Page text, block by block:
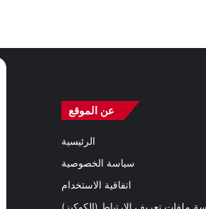
عن الموقع
الرئيسية
سياسة الخصوصية
اتفاقية الاستخدام